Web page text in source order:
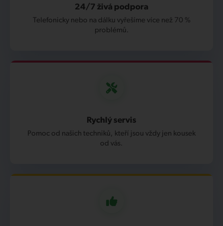
24/7 živá podpora
Telefonicky nebo na dálku vyřešíme více než 70 %
problémů.
Rychlý servis
Pomoc od našich techniků, kteří jsou vždy jen kousek
od vás.